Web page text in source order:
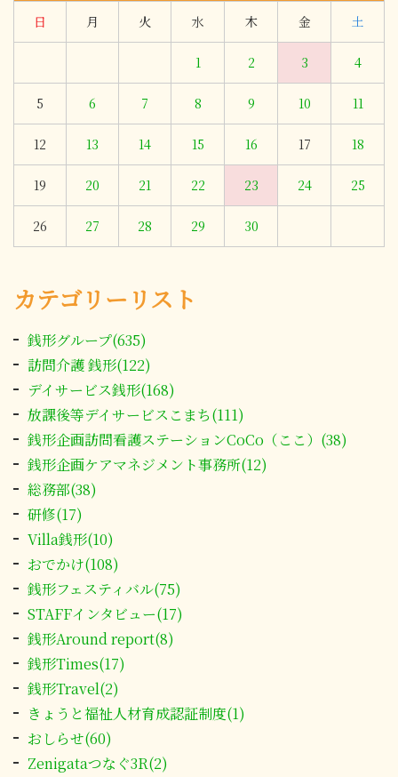
日 月 火 水 木 金 土
1 2 3 4
5 6 7 8 9 10 11
12 13 14 15 16 17 18
19 20 21 22 23 24 25
26 27 28 29 30
カテゴリーリスト
銭形グループ(635)
訪問介護 銭形(122)
デイサービス銭形(168)
放課後等デイサービスこまち(111)
銭形企画訪問看護ステーションCoCo（ここ）(38)
銭形企画ケアマネジメント事務所(12)
総務部(38)
研修(17)
Villa銭形(10)
おでかけ(108)
銭形フェスティバル(75)
STAFFインタビュー(17)
銭形Around report(8)
銭形Times(17)
銭形Travel(2)
きょうと福祉人材育成認証制度(1)
おしらせ(60)
Zenigataつなぐ3R(2)